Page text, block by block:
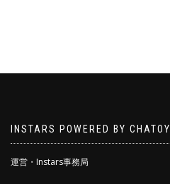
INSTARS POWERED BY CHATOY
運営・Instars事務局